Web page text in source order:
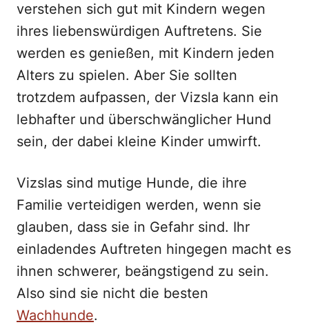
verstehen sich gut mit Kindern wegen
ihres liebenswürdigen Auftretens. Sie
werden es genießen, mit Kindern jeden
Alters zu spielen. Aber Sie sollten
trotzdem aufpassen, der Vizsla kann ein
lebhafter und überschwänglicher Hund
sein, der dabei kleine Kinder umwirft.
Vizslas sind mutige Hunde, die ihre
Familie verteidigen werden, wenn sie
glauben, dass sie in Gefahr sind. Ihr
einladendes Auftreten hingegen macht es
ihnen schwerer, beängstigend zu sein.
Also sind sie nicht die besten
Wachhunde.